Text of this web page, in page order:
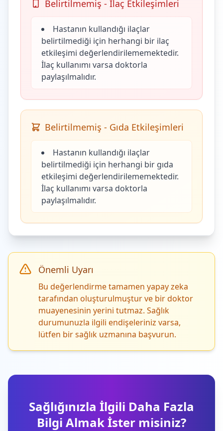
Belirtilmemiş - İlaç Etkileşimleri
Hastanın kullandığı ilaçlar
belirtilmediği için herhangi bir ilaç
etkileşimi değerlendirilememektedir.
İlaç kullanımı varsa doktorla
paylaşılmalıdır.
Belirtilmemiş - Gıda Etkileşimleri
Hastanın kullandığı ilaçlar
belirtilmediği için herhangi bir gıda
etkileşimi değerlendirilememektedir.
İlaç kullanımı varsa doktorla
paylaşılmalıdır.
Önemli Uyarı
Bu değerlendirme tamamen yapay zeka
tarafından oluşturulmuştur ve bir doktor
muayenesinin yerini tutmaz. Sağlık
durumunuzla ilgili endişeleriniz varsa,
lütfen bir sağlık uzmanına başvurun.
Sağlığınızla İlgili Daha Fazla
Bilgi Almak İster misiniz?